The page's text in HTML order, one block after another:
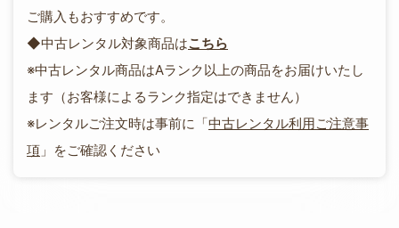
ご購入もおすすめです。
◆中古レンタル対象商品はこちら
※中古レンタル商品はAランク以上の商品をお届けいたし
ます（お客様によるランク指定はできません）
※レンタルご注文時は事前に「中古レンタル利用ご注意事
項 」をご確認ください